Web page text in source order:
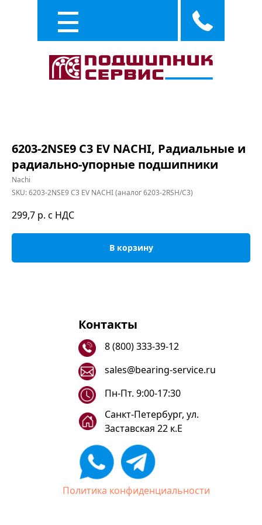
6203-2NSE9 C3 EV NACHI, Радиальные и
радиально-упорные подшипники
Nachi
SKU:6203-2NSE9 C3 EV NACHI (аналог 6203-2RSH/C3)
299,7 р. с НДС
В корзину
Контакты
8 (800) 333-39-12
sales@bearing-service.ru
Санкт-Петербург, ул.
Заставская 22 к.Е
Пн-Пт. 9:00-17:30
Политика конфиденциальности